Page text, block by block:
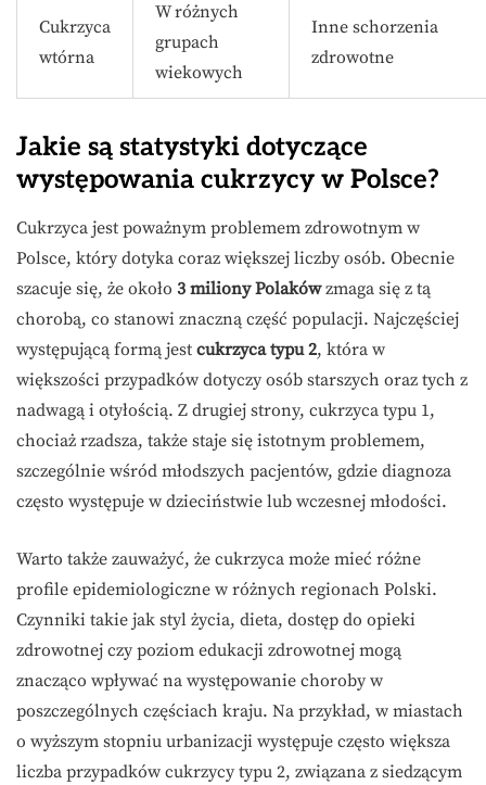
Cukrzyca
wtórna
W różnych
grupach
wiekowych
Inne schorzenia
zdrowotne
Jakie są statystyki dotyczące
występowania cukrzycy w Polsce?
Cukrzyca jest poważnym problemem zdrowotnym w
Polsce, który dotyka coraz większej liczby osób. Obecnie
szacuje się, że około 3 miliony Polakówzmaga się z tą
chorobą, co stanowi znaczną część populacji. Najczęściej
występującą formą jest cukrzyca typu 2, która w
większości przypadków dotyczy osób starszych oraz tych z
nadwagą i otyłością. Z drugiej strony, cukrzyca typu 1,
chociaż rzadsza, także staje się istotnym problemem,
szczególnie wśród młodszych pacjentów, gdzie diagnoza
często występuje w dzieciństwie lub wczesnej młodości.
Warto także zauważyć, że cukrzyca może mieć różne
profile epidemiologiczne w różnych regionach Polski.
Czynniki takie jak styl życia, dieta, dostęp do opieki
zdrowotnej czy poziom edukacji zdrowotnej mogą
znacząco wpływać na występowanie choroby w
poszczególnych częściach kraju. Na przykład, w miastach
o wyższym stopniu urbanizacji występuje często większa
liczba przypadków cukrzycy typu 2, związana z siedzącym